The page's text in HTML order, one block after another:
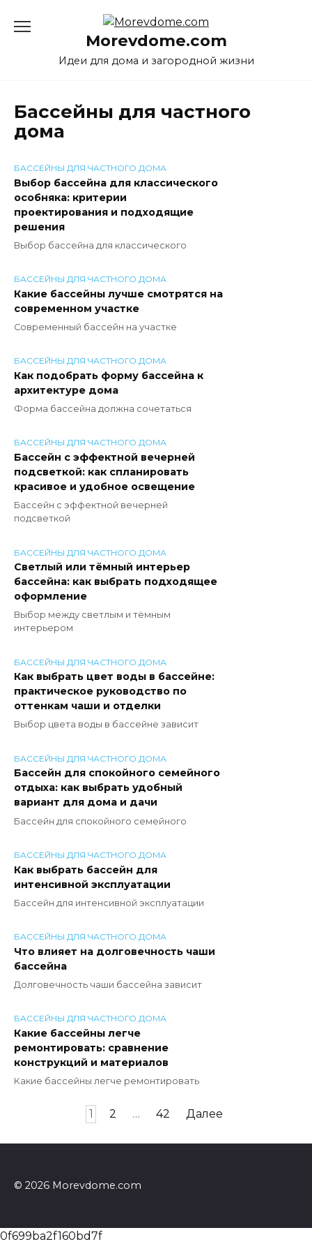
Morevdome.com
Идеи для дома и загородной жизни
Бассейны для частного
дома
БАССЕЙНЫ ДЛЯ ЧАСТНОГО ДОМА
Выбор бассейна для классического
особняка: критерии
проектирования и подходящие
решения
Выбор бассейна для классического
БАССЕЙНЫ ДЛЯ ЧАСТНОГО ДОМА
Какие бассейны лучше смотрятся на
современном участке
Современный бассейн на участке
БАССЕЙНЫ ДЛЯ ЧАСТНОГО ДОМА
Как подобрать форму бассейна к
архитектуре дома
Форма бассейна должна сочетаться
БАССЕЙНЫ ДЛЯ ЧАСТНОГО ДОМА
Бассейн с эффектной вечерней
подсветкой: как спланировать
красивое и удобное освещение
Бассейн с эффектной вечерней
подсветкой
БАССЕЙНЫ ДЛЯ ЧАСТНОГО ДОМА
Светлый или тёмный интерьер
бассейна: как выбрать подходящее
оформление
Выбор между светлым и тёмным
интерьером
БАССЕЙНЫ ДЛЯ ЧАСТНОГО ДОМА
Как выбрать цвет воды в бассейне:
практическое руководство по
оттенкам чаши и отделки
Выбор цвета воды в бассейне зависит
БАССЕЙНЫ ДЛЯ ЧАСТНОГО ДОМА
Бассейн для спокойного семейного
отдыха: как выбрать удобный
вариант для дома и дачи
Бассейн для спокойного семейного
БАССЕЙНЫ ДЛЯ ЧАСТНОГО ДОМА
Как выбрать бассейн для
интенсивной эксплуатации
Бассейн для интенсивной эксплуатации
БАССЕЙНЫ ДЛЯ ЧАСТНОГО ДОМА
Что влияет на долговечность чаши
бассейна
Долговечность чаши бассейна зависит
БАССЕЙНЫ ДЛЯ ЧАСТНОГО ДОМА
Какие бассейны легче
ремонтировать: сравнение
конструкций и материалов
Какие бассейны легче ремонтировать
1 2 … 42 Далее
© 2026 Morevdome.com
0f699ba2f160bd7f